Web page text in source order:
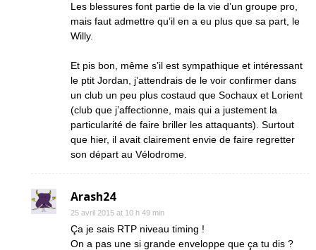
Les blessures font partie de la vie d’un groupe pro,
mais faut admettre qu’il en a eu plus que sa part, le
Willy.
Et pis bon, même s’il est sympathique et intéressant
le ptit Jordan, j’attendrais de le voir confirmer dans
un club un peu plus costaud que Sochaux et Lorient
(club que j’affectionne, mais qui a justement la
particularité de faire briller les attaquants). Surtout
que hier, il avait clairement envie de faire regretter
son départ au Vélodrome.
Arash24
25 avril 2015 at 10 h 49 min
Ça je sais RTP niveau timing !
On a pas une si grande enveloppe que ça tu dis ?